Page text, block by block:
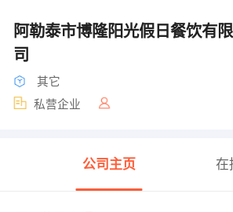
阿勒泰市博隆阳光假日餐饮有
司
其它
私营企业
公司主页 在